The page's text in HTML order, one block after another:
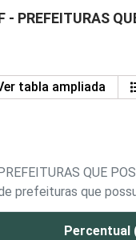
- PREFEITURAS
tabla ampliada
QUE
prefeituras que
Percentual